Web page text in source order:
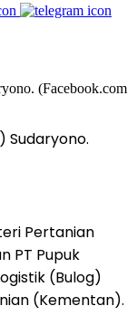
Sudaryono.
Pertanian
PT Pupuk
(Bulog)
(Kementan).